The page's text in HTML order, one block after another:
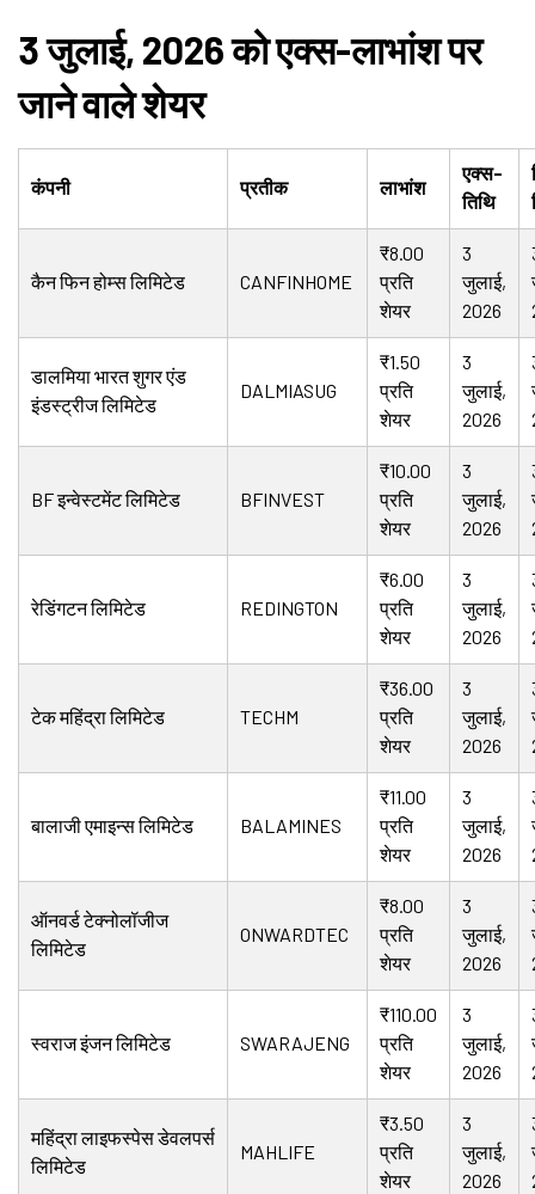
3 जुलाई, 2026 को एक्स-लाभांश पर
जाने वाले शेयर
कंपनी प्रतीक लाभांश
एक्स-
तिथि
कैन फिन होम्स लिमिटेड CANFINHOME
₹8.00
प्रति
शेयर
3
जुलाई,
2026
डालमिया भारत शुगर एंड
इंडस्ट्रीज लिमिटेड
DALMIASUG
₹1.50
प्रति
शेयर
3
जुलाई,
2026
BF इन्वेस्टमेंट लिमिटेड BFINVEST
₹10.00
प्रति
शेयर
3
जुलाई,
2026
रेडिंगटन लिमिटेड REDINGTON
₹6.00
प्रति
शेयर
3
जुलाई,
2026
टेक महिंद्रा लिमिटेड TECHM
₹36.00
प्रति
शेयर
3
जुलाई,
2026
बालाजी एमाइन्स लिमिटेड BALAMINES
₹11.00
प्रति
शेयर
3
जुलाई,
2026
ऑनवर्ड टेक्नोलॉजीज
लिमिटेड
ONWARDTEC
₹8.00
प्रति
शेयर
3
जुलाई,
2026
स्वराज इंजन लिमिटेड SWARAJENG
₹110.00
प्रति
शेयर
3
जुलाई,
2026
महिंद्रा लाइफस्पेस डेवलपर्स
लिमिटेड
MAHLIFE
₹3.50
प्रति
शेयर
3
जुलाई,
2026